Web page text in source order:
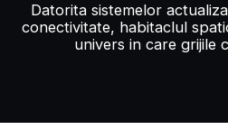
Datorita sistemelor
conectivitate, habitaclul
univers in care grijile